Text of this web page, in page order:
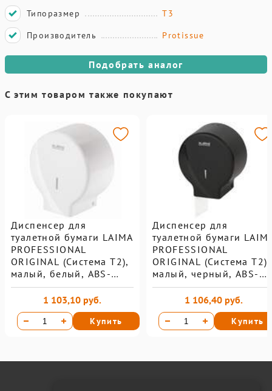
Типоразмер
T3
Производитель
Protissue
Подобрать аналог
С этим товаром также покупают
Диспенсер для
туалетной бумаги LAIMA
PROFESSIONAL
ORIGINAL (Система T2),
малый, белый, ABS-
пластик
1 103,10 руб.
Купить
Диспенсер для
туалетной бумаги
PROFESSIONAL
ORIGINAL (Система T2),
малый, черный, ABS-
пластик
1 106,40 руб.
Купить